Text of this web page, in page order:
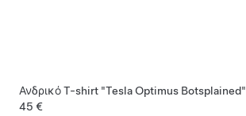
Ανδρικό T-shirt "Tesla Optimus Botsplained"
45 €